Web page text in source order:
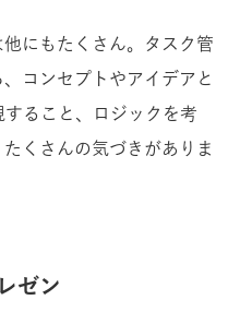
にもたくさん。タスク管
コンセプトやアイデアと
ること、ロジックを考
くさんの気づきがありま
ゼン